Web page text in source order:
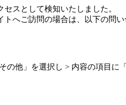
スとして検知いたしました。
へご訪問の場合は、以下の問
の他」を選択し > 内容の項目に